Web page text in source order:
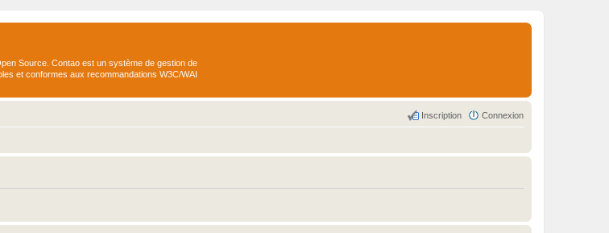
Source. Contao est un système de gestion de
et conformes aux recommandations W3C/WAI
Connexion
Inscription